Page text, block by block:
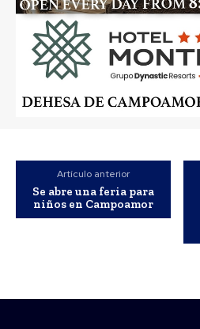
Artículo anterior
Se abre una feria para
niños en Campoamor